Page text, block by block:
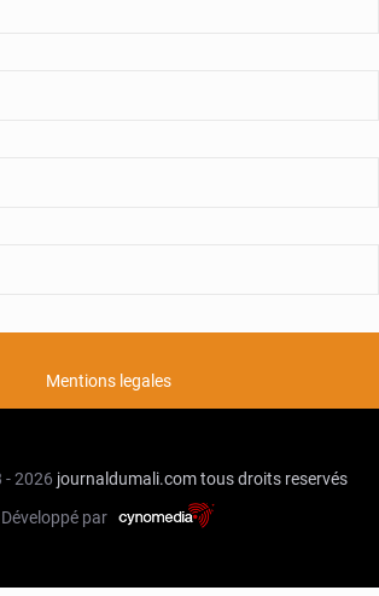
Mentions legales
2026 journaldumali.comtous droits reservés
Développé par